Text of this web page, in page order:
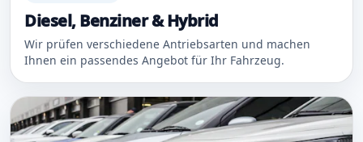
Diesel, Benziner & Hybrid
Wir prüfen verschiedene Antriebsarten und machen
Ihnen ein passendes Angebot für Ihr Fahrzeug.